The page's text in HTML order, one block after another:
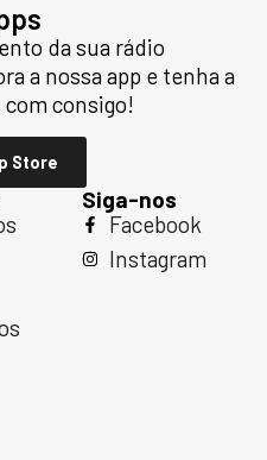
da sua rádio
a nossa app e tenha a
consigo!
Store
Siga-nos
Facebook
Instagram